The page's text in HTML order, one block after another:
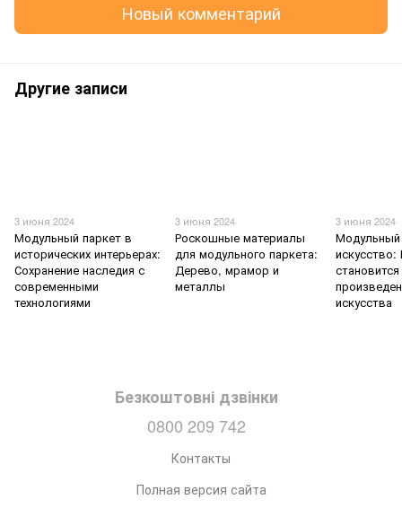
Новый комментарий
Другие записи
3 июня 2024
Модульный паркет в
исторических интерьерах:
Сохранение наследия с
современными
технологиями
3 июня 2024
Роскошные материалы
для модульного паркета:
Дерево, мрамор и
металлы
3 июня 2024
Модульный
становится
искусства
Безкоштовні дзвінки
0800 209 742
Контакты
Полная версия сайта